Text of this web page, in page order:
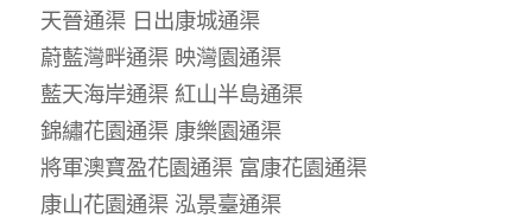
天晉通渠 日出康城通渠
蔚藍灣畔通渠 映灣園通渠
藍天海岸通渠 紅山半島通渠
錦繡花園通渠 康樂園通渠
將軍澳寶盈花園通渠 富康花園通渠
康山花園通渠 泓景臺通渠